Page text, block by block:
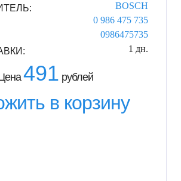
BOSCH
0 986 475 735
0986475735
1 дн.
491 рублей
в корзину